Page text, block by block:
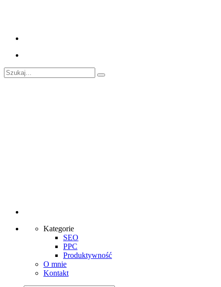
Kategorie
SEO
PPC
Produktywność
O mnie
Kontakt